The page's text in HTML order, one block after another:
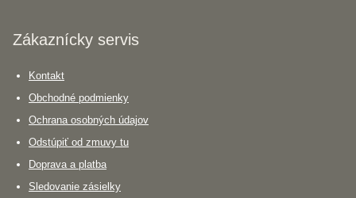
Zákaznícky servis
Kontakt
Obchodné podmienky
Ochrana osobných údajov
Odstúpiť od zmuvy tu
Doprava a platba
Sledovanie zásielky